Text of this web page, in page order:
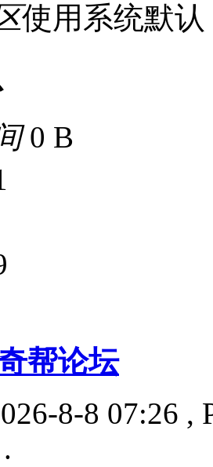
使用系统默认
0 B
帮论坛
8-8 07:26 ,